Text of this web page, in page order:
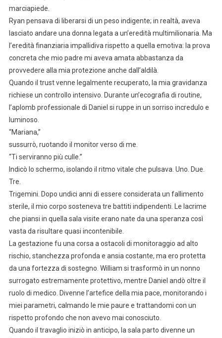
marciapiede.
Ryan pensava di liberarsi di un peso indigente; in realtà, aveva
lasciato andare una donna legata a un’eredità multimilionaria. Ma
l’eredità finanziaria impallidiva rispetto a quella emotiva: la prova
concreta che mio padre mi aveva amata abbastanza da
provvedere alla mia protezione anche dall’aldilà.
Quando il trust venne legalmente recuperato, la mia gravidanza
richiese un controllo intensivo. Durante un’ecografia di routine,
l’aplomb professionale di Daniel si ruppe in un sorriso incredulo e
luminoso.
“Mariana,”
sussurrò, ruotando il monitor verso di me.
“Ti serviranno più culle.”
Indicò lo schermo, isolando il ritmo vitale che pulsava. Uno. Due.
Tre.
Trigemini. Dopo undici anni di essere considerata un fallimento
sterile, il mio corpo sosteneva tre battiti indipendenti. Le lacrime
che piansi in quella sala visite erano nate da una speranza così
vasta da risultare quasi incontenibile.
La gestazione fu una corsa a ostacoli di monitoraggio ad alto
rischio, stanchezza profonda e ansia costante, ma ero protetta
da una fortezza di sostegno. William si trasformò in un nonno
surrogato estremamente protettivo, mentre Daniel andò oltre il
ruolo di medico. Divenne l’artefice della mia pace, monitorando i
miei parametri, calmando le mie paure e trattandomi con un
rispetto profondo che non avevo mai conosciuto.
Quando il travaglio iniziò in anticipo, la sala parto divenne un